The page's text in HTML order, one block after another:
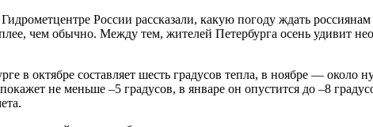
России рассказали, какую погоду ждать
чем обычно. Между тем, жителей Петербурга осень удивит
в октябре составляет шесть градусов тепла, в ноябре —
не меньше –5 градусов, в январе он опустится до –8